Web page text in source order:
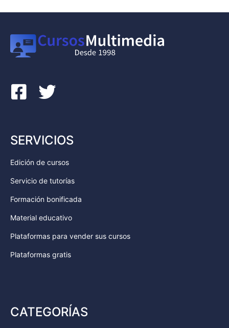
SERVICIOS
Edición de cursos
Servicio de tutorías
Formación bonificada
Material educativo
Plataformas para vender sus cursos
Plataformas gratis
CATEGORÍAS